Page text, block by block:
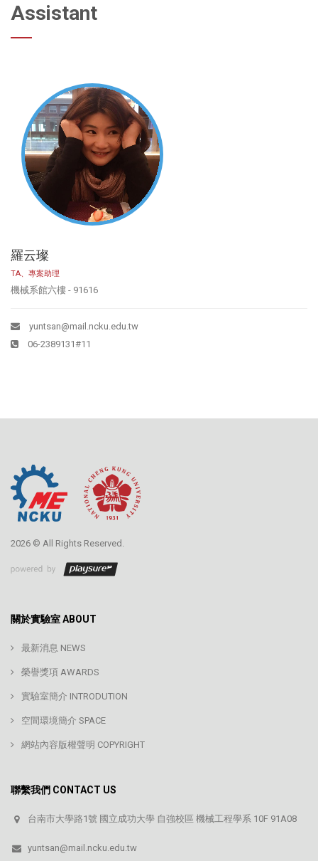
Assistant
羅云璨
TA、專案助理
機械系館六樓 - 91616
yuntsan@mail.ncku.edu.tw
06-2389131#11
2026 © All Rights Reserved.
關於實驗室 ABOUT
最新消息 NEWS
榮譽獎項 AWARDS
實驗室簡介 INTRODUTION
空間環境簡介 SPACE
網站內容版權聲明 COPYRIGHT
聯繫我們 CONTACT US
台南市大學路1號 國立成功大學 自強校區 機械工程學系 10F 91A08
yuntsan@mail.ncku.edu.tw